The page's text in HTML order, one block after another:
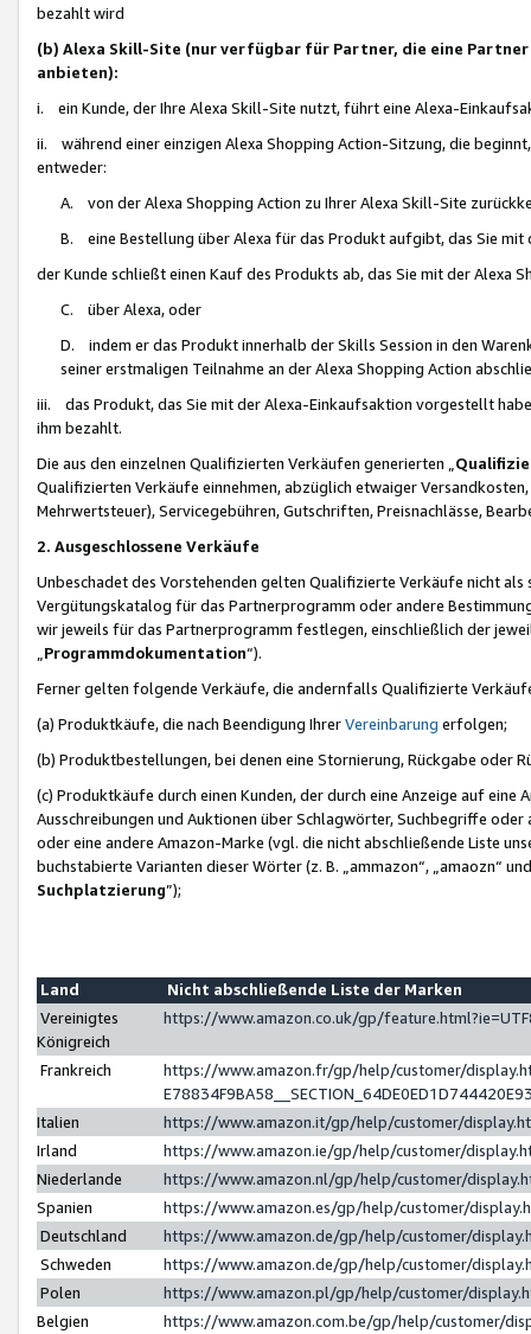
bezahlt wird
(b) Alexa Skill-Site (nur verfügbar für Partner, die eine
anbieten):
i. ein Kunde, der Ihre Alexa Skill-Site nutzt, führt eine Alexa-
ii. während einer einzigen Alexa Shopping Action-Sitzung, die
entweder:
A. von der Alexa Shopping Action zu Ihrer Alexa Skill-Site
B. eine Bestellung über Alexa für das Produkt aufgibt, das Sie mit
der Kunde schließt einen Kauf des Produkts ab, das Sie mit der Alexa
C. über Alexa, oder
D. indem er das Produkt innerhalb der Skills Session in den
seiner erstmaligen Teilnahme an der Alexa Shopping Action
iii. das Produkt, das Sie mit der Alexa-Einkaufsaktion vorgestellt
ihm bezahlt.
Die aus den einzelnen Qualifizierten Verkäufen generierten „
Qualifizierten Verkäufe einnehmen, abzüglich etwaiger
Mehrwertsteuer), Servicegebühren, Gutschriften, Preisnachlässe,
2. Ausgeschlossene Verkäufe
Unbeschadet des Vorstehenden gelten Qualifizierte Verkäufe nicht
Vergütungskatalog für das Partnerprogramm oder andere
wir jeweils für das Partnerprogramm festlegen, einschließlich der
Programmdokumentation“).
Ferner gelten folgende Verkäufe, die andernfalls Qualifizierte
(a) Produktkäufe, die nach Beendigung IhrerVereinbarung erfolgen;
(b) Produktbestellungen, bei denen eine Stornierung, Rückgabe oder
(c) Produktkäufe durch einen Kunden, der durch eine Anzeige auf
Ausschreibungen und Auktionen über Schlagwörter, Suchbegriffe
oder eine andere Amazon-Marke (vgl. die nicht abschließende Liste
buchstabierte Varianten dieser Wörter (z. B. „ammazon“, „amaozn“
Suchplatzierung”);
Land
Nicht abschließende Liste der Marken
Vereinigtes
Königreich
https://www.amazon.co.uk/gp/
Frankreich
https://www.amazon.fr/gp/help/customer/
Italien
https://www.amazon.it/gp/help/customer/
Irland
https://www.amazon.ie/gp/help/customer/
Niederlande
https://www.amazon.nl/gp/help/customer/
Spanien
https://www.amazon.es/gp/help/customer/
Deutschland
https://www.amazon.de/gp/help/customer/
Schweden
https://www.amazon.de/gp/help/customer/
Polen
https://www.amazon.pl/gp/help/customer/
Belgien
https://www.amazon.com.be/gp/help/customer/